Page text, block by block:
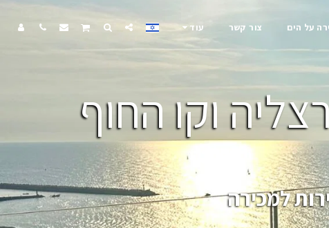
על הים צור קשר עוד
וקו החוף
למכירה